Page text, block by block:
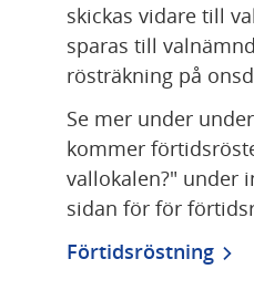
skickas vidare till
sparas till
rösträkning på
Se mer under
kommer
vallokalen?" under
sidan för för
Förtidsröstning